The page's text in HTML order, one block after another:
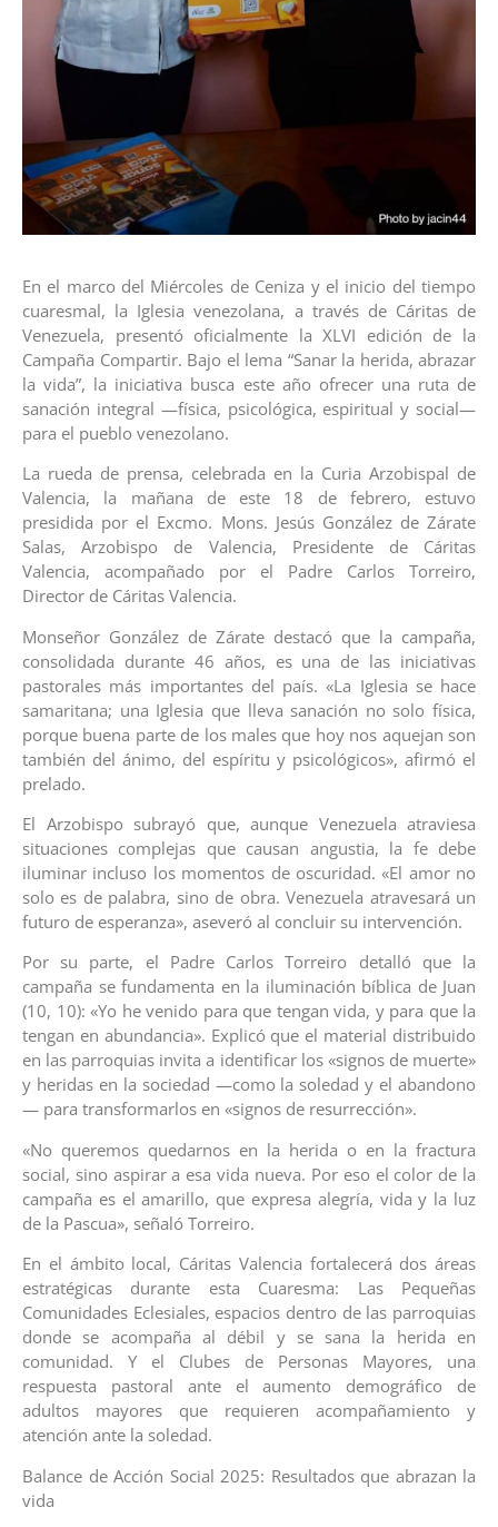
En el marco del Miércoles de Ceniza y el inicio del tiempo
cuaresmal, la Iglesia venezolana, a través de Cáritas de
Venezuela, presentó oficialmente la XLVI edición de la
Campaña Compartir. Bajo el lema “Sanar la herida, abrazar
la vida”, la iniciativa busca este año ofrecer una ruta de
sanación integral —física, psicológica, espiritual y social—
para el pueblo venezolano.
La rueda de prensa, celebrada en la Curia Arzobispal de
Valencia, la mañana de este 18 de febrero, estuvo
presidida por el Excmo. Mons. Jesús González de Zárate
Salas, Arzobispo de Valencia, Presidente de Cáritas
Valencia, acompañado por el Padre Carlos Torreiro,
Director de Cáritas Valencia.
Monseñor González de Zárate destacó que la campaña,
consolidada durante 46 años, es una de las iniciativas
pastorales más importantes del país. «La Iglesia se hace
samaritana; una Iglesia que lleva sanación no solo física,
porque buena parte de los males que hoy nos aquejan son
también del ánimo, del espíritu y psicológicos», afirmó el
prelado.
El Arzobispo subrayó que, aunque Venezuela atraviesa
situaciones complejas que causan angustia, la fe debe
iluminar incluso los momentos de oscuridad. «El amor no
solo es de palabra, sino de obra. Venezuela atravesará un
futuro de esperanza», aseveró al concluir su intervención.
Por su parte, el Padre Carlos Torreiro detalló que la
campaña se fundamenta en la iluminación bíblica de Juan
(10, 10): «Yo he venido para que tengan vida, y para que la
tengan en abundancia». Explicó que el material distribuido
en las parroquias invita a identificar los «signos de muerte»
y heridas en la sociedad —como la soledad y el abandono
— para transformarlos en «signos de resurrección».
«No queremos quedarnos en la herida o en la fractura
social, sino aspirar a esa vida nueva. Por eso el color de la
campaña es el amarillo, que expresa alegría, vida y la luz
de la Pascua», señaló Torreiro.
En el ámbito local, Cáritas Valencia fortalecerá dos áreas
estratégicas durante esta Cuaresma: Las Pequeñas
Comunidades Eclesiales, espacios dentro de las parroquias
donde se acompaña al débil y se sana la herida en
comunidad. Y el Clubes de Personas Mayores, una
respuesta pastoral ante el aumento demográfico de
adultos mayores que requieren acompañamiento y
atención ante la soledad.
Balance de Acción Social 2025: Resultados que abrazan la
vida